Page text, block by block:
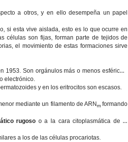
a otros, y en ello desempeña un papel
si esta vive aislada, esto es lo que ocurre en
células son fijas, forman parte de tejidos de
el movimiento de estas formaciones sirve
Son orgánulos más o menos esféricos,
electrónico.
y en los eritrocitos son escasos.
mediante un filamento de ARNm formando
rugoso o a la cara citoplasmática de la
a los de las células procariotas.